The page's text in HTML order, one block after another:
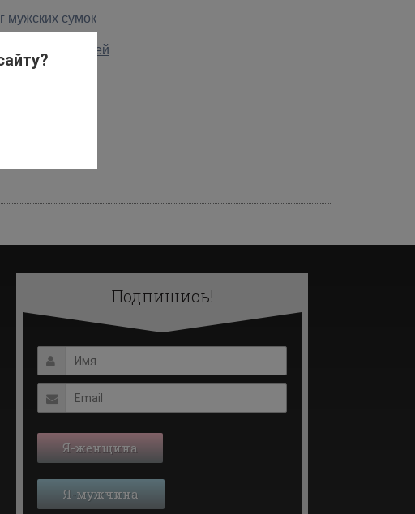
мужских сумок
кожаных ремней
Подпишись!
Я-женщина
Я-мужчина